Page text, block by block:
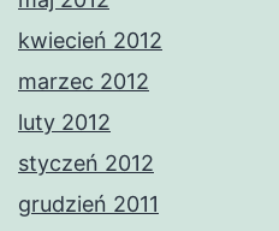
kwiecień 2012
marzec 2012
luty 2012
styczeń 2012
grudzień 2011